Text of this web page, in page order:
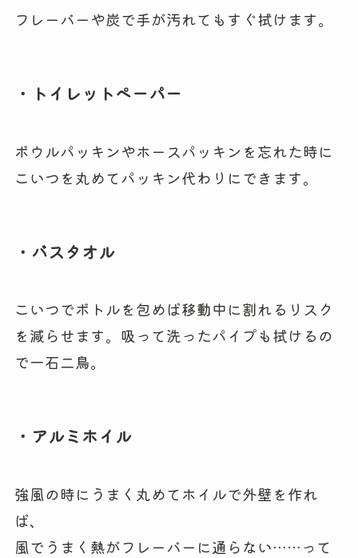
フレーバーや炭で手が汚れてもすぐ拭けます。
・トイレットペーパー
ボウルパッキンやホースパッキンを忘れた時に
こいつを丸めてパッキン代わりにできます。
・バスタオル
こいつでボトルを包めば移動中に割れるリスク
を減らせます。吸って洗ったパイプも拭けるの
で一石二鳥。
・アルミホイル
強風の時にうまく丸めてホイルで外壁を作れ
ば、
風でうまく熱がフレーバーに通らない……って